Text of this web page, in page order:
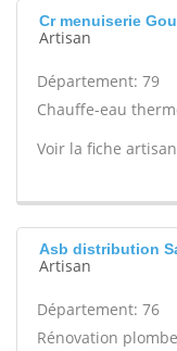
Cr menuiserie
Artisan
Département: 79
Chauffe-eau
Voir la fiche
Asb distribution
Artisan
Département: 76
Rénovation